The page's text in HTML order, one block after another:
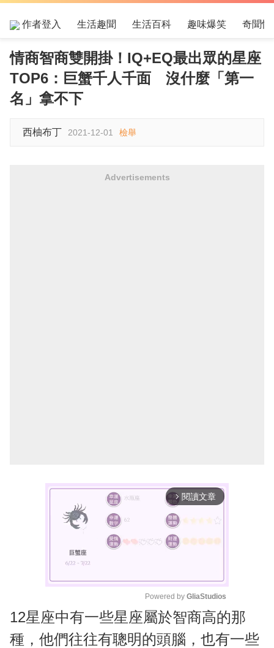
作者登入 生活趣聞 生活百科 趣味爆笑 奇聞怪
情商智商雙開掛！IQ+EQ最出眾的星座
TOP6：巨蟹千人千面 沒什麼「第一
名」拿不下
西柚布丁 2021-12-01 檢舉
Advertisements
arrow_forward_ios 閱讀文章
M
Powered by GliaStudios
12星座中有一些星座屬於智商高的那
種，他們往往有聰明的頭腦，也有一些